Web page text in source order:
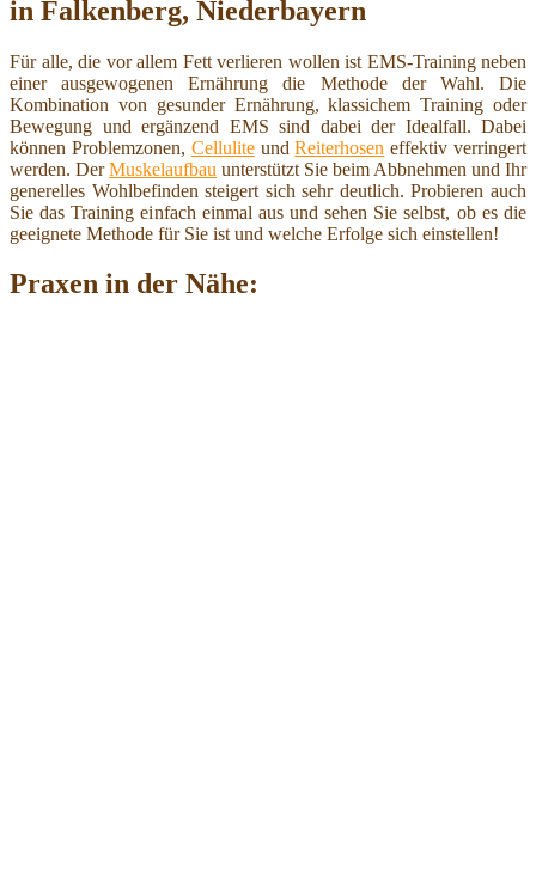
in Falkenberg, Niederbayern
Für alle, die vor allem Fett verlieren wollen ist EMS-Training neben
einer ausgewogenen Ernährung die Methode der Wahl. Die
Kombination von gesunder Ernährung, klassichem Training oder
Bewegung und ergänzend EMS sind dabei der Idealfall. Dabei
können Problemzonen, CelluliteundReiterhosen effektiv verringert
werden. DerMuskelaufbau unterstützt Sie beim Abbnehmen und Ihr
generelles Wohlbefinden steigert sich sehr deutlich. Probieren auch
Sie das Training einfach einmal aus und sehen Sie selbst, ob es die
geeignete Methode für Sie ist und welche Erfolge sich einstellen!
Praxen in der Nähe: